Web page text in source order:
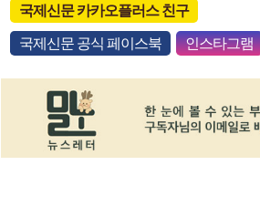
국제신문 카카오플러스 친구
국제신문 공식 페이스북 인스타그램